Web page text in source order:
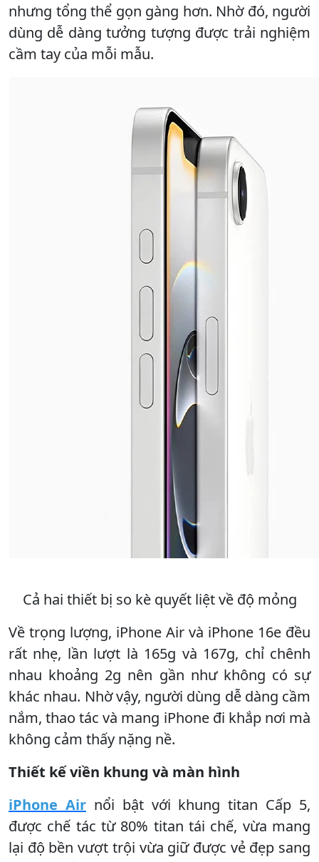
nhưng tổng thể gọn gàng hơn. Nhờ đó, người
dùng dễ dàng tưởng tượng được trải nghiệm
cầm tay của mỗi mẫu.
Cả hai thiết bị so kè quyết liệt về độ mỏng
Về trọng lượng, iPhone Air và iPhone 16e đều
rất nhẹ, lần lượt là 165g và 167g, chỉ chênh
nhau khoảng 2g nên gần như không có sự
khác nhau. Nhờ vậy, người dùng dễ dàng cầm
nắm, thao tác và mang iPhone đi khắp nơi mà
không cảm thấy nặng nề.
Thiết kế viền khung và màn hình
iPhone Air nổi bật với khung titan Cấp 5,
được chế tác từ 80% titan tái chế, vừa mang
lại độ bền vượt trội vừa giữ được vẻ đẹp sang